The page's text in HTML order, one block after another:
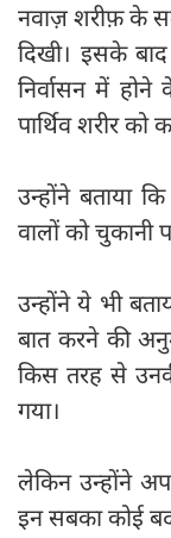
नवाज़ शरीफ़ के
दिखी। इसके
निर्वासन में
पार्थिव शरीर को
उन्होंने बताया
वालों को चुकानी
उन्होंने ये भी
बात करने की
किस तरह से
गया।
लेकिन उन्होंने
इन सबका कोई